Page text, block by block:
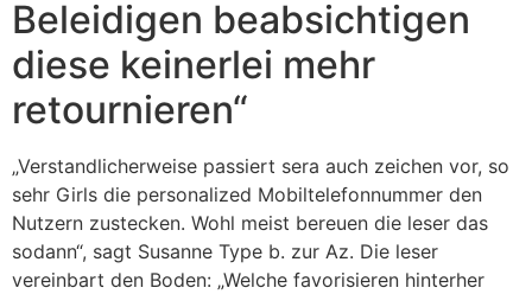
Beleidigen beabsichtigen
diese keinerlei mehr
retournieren“
„Verstandlicherweise passiert sera auch zeichen vor, so
sehr Girls die personalized Mobiltelefonnummer den
Nutzern zustecken. Wohl meist bereuen die leser das
sodann“, sagt Susanne Type b. zur Az. Die leser
vereinbart den Boden: „Welche favorisieren hinterher